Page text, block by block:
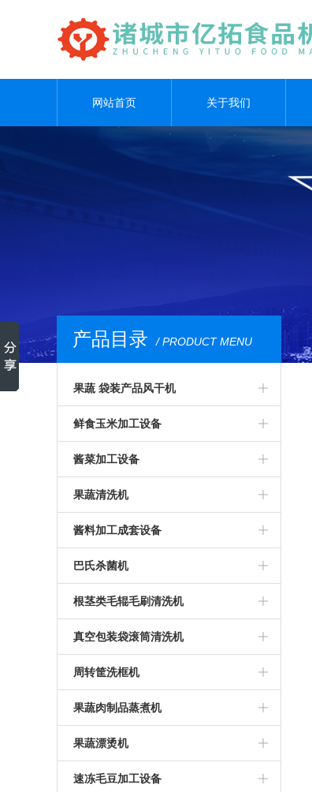
网站首页 关于我们
产品目录 / PRODUCT MENU
果蔬 袋装产品风干机
除水机
沥水风干机
风干设备
清洗风干线
鲜食玉米加工设备
玉米蒸煮机
即食玉米加工设备
速冻玉米加工设备
酱菜加工设备
盐渍菜加工设备
拌料机
酱菜设备
辣椒酱加工设备
酱腌菜加工流水线
果蔬清洗机
滤浮清洗机
辣椒清洗机
加工生产线
喷淋清洗机
山药清洗机
洗鱼机
蔬菜加工设备
果蔬清洗加工流水线
酱料加工成套设备
辣椒酱加工设备
巴氏杀菌机
杀菌机
液体类巴氏杀菌机
巴氏杀菌生产线
酱菜巴氏杀菌机
瓶灌装类杀菌机
肉类巴氏杀菌机设备
根茎类毛辊毛刷清洗机
去皮机
毛辊毛刷清洗机
药材类毛刷清洗机
肉类清洗机
毛刷清洗机价格
真空包装袋滚筒清洗机
包装袋清洗机
根茎类滚筒清洗机
周转筐洗框机
塑料筐清洗机
果蔬肉制品蒸煮机
根茎类蒸煮加工设备
卤制品蒸煮加工设备
果蔬漂烫机
漂烫加工设备
速冻毛豆加工设备